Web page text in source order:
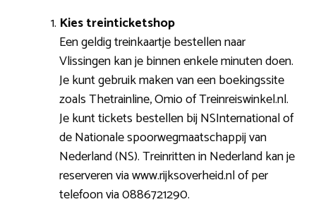
Kies treinticketshop
Een geldig treinkaartje bestellen naar
Vlissingen kan je binnen enkele minuten doen.
Je kunt gebruik maken van een boekingssite
zoals Thetrainline, Omio of Treinreiswinkel.nl.
Je kunt tickets bestellen bij NSInternational of
de Nationale spoorwegmaatschappij van
Nederland (NS). Treinritten in Nederland kan je
reserveren via www.rijksoverheid.nl of per
telefoon via 0886721290.